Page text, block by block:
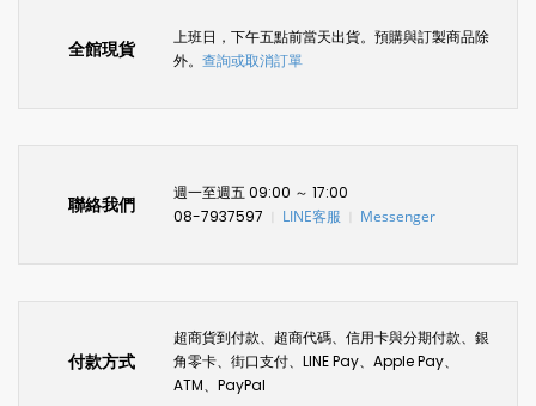
全館現貨
上班日，下午五點前當天出貨。預購與訂製商品除
外。 查詢或取消訂單
聯絡我們
週一至週五 09:00 ～ 17:00
08-7937597
LINE客服 Messenger
付款方式
超商貨到付款、超商代碼、信用卡與分期付款、銀
角零卡、街口支付、LINE Pay、Apple Pay、
ATM、PayPal